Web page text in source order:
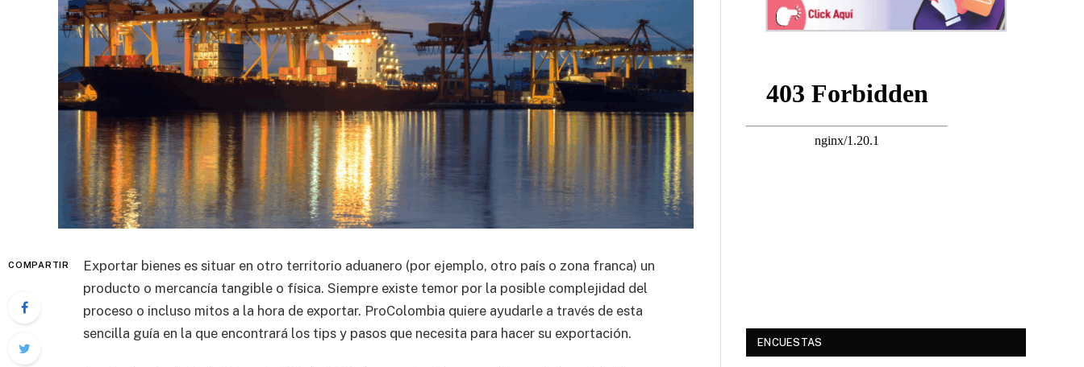
COMPARTIR
Exportar bienes es situar en otro territorio aduanero (por ejemplo, otro país o zona franca) un
producto o mercancía tangible o física. Siempre existe temor por la posible complejidad del
proceso o incluso mitos a la hora de exportar. ProColombia quiere ayudarle a través de esta
sencilla guía en la que encontrará los tips y pasos que necesita para hacer su exportación.
ENCUESTAS